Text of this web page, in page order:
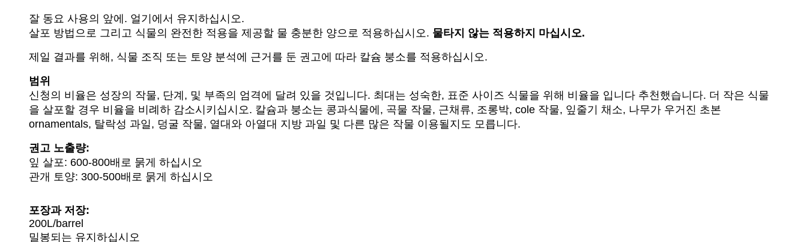
잘 동요 사용의 앞에. 얼기에서 유지하십시오.
살포 방법으로 그리고 식물의 완전한 적용을 제공할 물 충분한 양으로 적용하십시오. 물타지 않는 적용하지 마십시오.
제일 결과를 위해, 식물 조직 또는 토양 분석에 근거를 둔 권고에 따라 칼슘 붕소를 적용하십시오.
범위
신청의 비율은 성장의 작물, 단계, 및 부족의 엄격에 달려 있을 것입니다. 최대는 성숙한, 표준 사이즈 식물을 위해 비율을 입니다 추천했습니다. 더 작은 식물
을 살포할 경우 비율을 비례하 감소시키십시오. 칼슘과 붕소는 콩과식물에, 곡물 작물, 근채류, 조롱박, cole 작물, 잎줄기 채소, 나무가 우거진 초본
ornamentals, 탈락성 과일, 덩굴 작물, 열대와 아열대 지방 과일 및 다른 많은 작물 이용될지도 모릅니다.
권고 노출량:
잎 살포: 600-800배로 묽게 하십시오
관개 토양: 300-500배로 묽게 하십시오
포장과 저장:
200L/barrel
밀봉되는 유지하십시오